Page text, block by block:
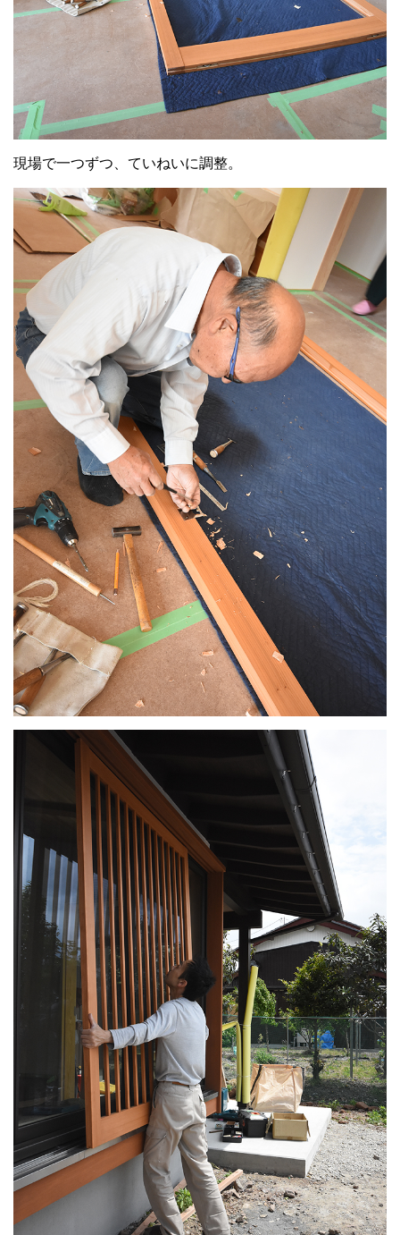
現場で一つずつ、ていねいに調整。